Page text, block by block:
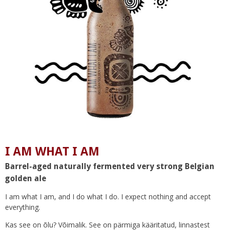
I AM WHAT I AM
Barrel-aged naturally fermented very strong Belgian
golden ale
I am what I am, and I do what I do. I expect nothing and accept
everything.
Kas see on õlu? Võimalik. See on pärmiga kääritatud, linnastest